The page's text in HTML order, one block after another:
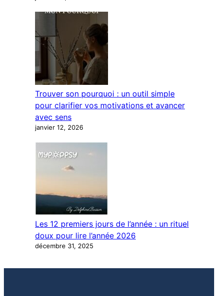
Trouver son pourquoi : un outil simple
pour clarifier vos motivations et avancer
avec sens
janvier 12, 2026
Les 12 premiers jours de l’année : un rituel
doux pour lire l’année 2026
décembre 31, 2025